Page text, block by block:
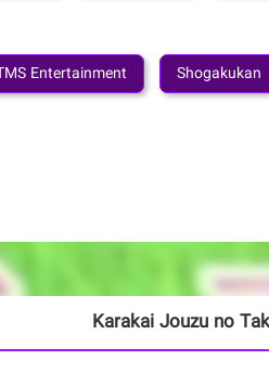
Shogakukan
Entertainment